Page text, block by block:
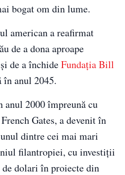
bogat om din lume.
american a reafirmat
de a dona aproape
de a închideFundația Bill
în anul 2045.
anul 2000 împreună cu
Gates, a devenit în
dintre cei mai mari
filantropiei, cu investiții
dolari în proiecte din